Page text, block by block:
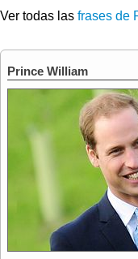
Ver todas las frases de
Prince William